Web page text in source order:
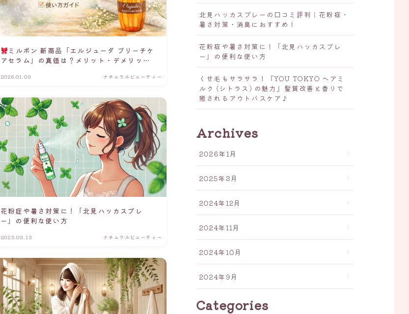
ミルボン 新商品「エルジューダ ブリーチケ
アセラム」の真価は？メリット・デメリット
2026.01.03 ナチュラルビューティー
花粉症や暑さ対策に！「北見ハッカスプレ
ー」の便利な使い方
2025.03.13 ナチュラルビューティー
北見ハッカスプレーの口コミ評判｜花粉症・
暑さ対策・消臭におすすめ！
花粉症や暑さ対策に！「北見ハッカスプレ
ー」の便利な使い方
くせ毛もサラサラ！『YOU TOKYO ヘアミ
ルク (シトラス) の魅力』髪質改善と香りで
癒されるアウトバスケア♪
Archives
2026年1月
2025年3月
2024年12月
2024年11月
2024年10月
2024年9月
Categories